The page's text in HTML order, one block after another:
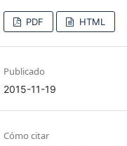
PDF HTML
Publicado
2015-11-19
Cómo citar